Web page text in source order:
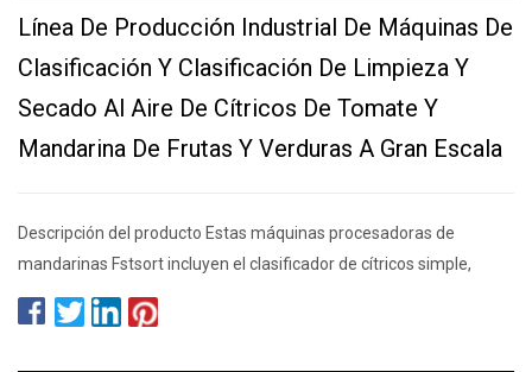
Línea De Producción Industrial De Máquinas De
Clasificación Y Clasificación De Limpieza Y
Secado Al Aire De Cítricos De Tomate Y
Mandarina De Frutas Y Verduras A Gran Escala
Descripción del producto Estas máquinas procesadoras de
mandarinas Fstsort incluyen el clasificador de cítricos simple,